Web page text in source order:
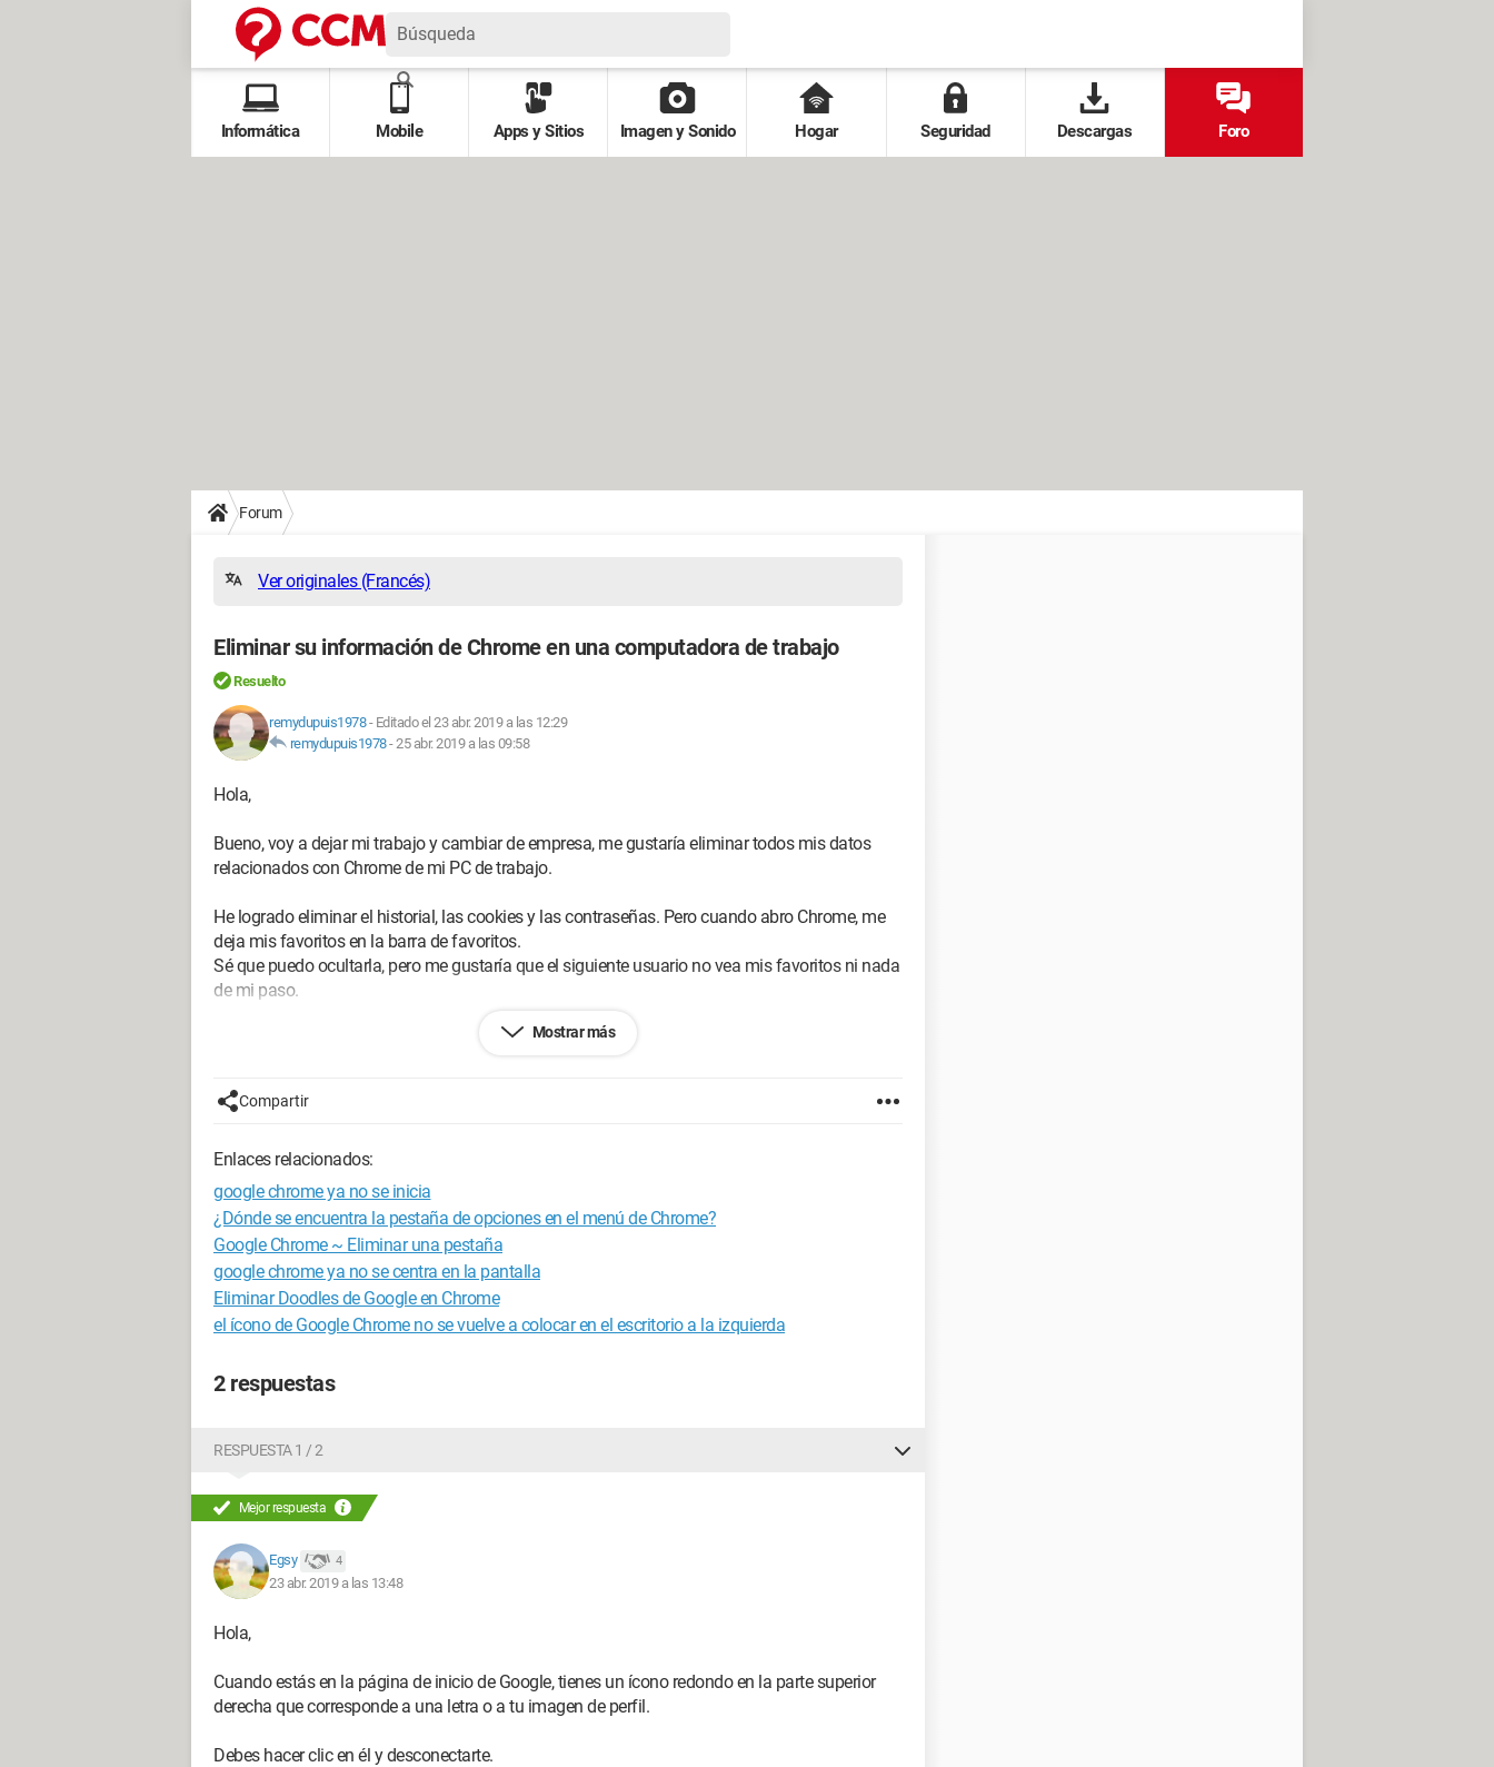
Informática Mobile Apps y Sitios Imagen y Sonido Hogar Seguridad Descargas Foro
Forum
Ver originales (Francés)
Eliminar su información de Chrome en una computadora de trabajo
Resuelto
remydupuis1978- Editado el 23 abr. 2019 a las 12:29
remydupuis1978-25 abr. 2019 a las 09:58
Hola,
Bueno, voy a dejar mi trabajo y cambiar de empresa, me gustaría eliminar todos mis datos
relacionados con Chrome de mi PC de trabajo.
He logrado eliminar el historial, las cookies y las contraseñas. Pero cuando abro Chrome, me
deja mis favoritos en la barra de favoritos.
Sé que puedo ocultarla, pero me gustaría que el siguiente usuario no vea mis favoritos ni nada
de mi paso.
Además, incluso habiendo eliminado y limpiado todo, sigo pudiendo acceder en unos pocos
La desinstalación de Chrome no ha hecho nada.
¿Cómo puedo eliminar el rastro de mi cuenta de Google en esta computadora sin perder mi
cuenta?
Mostrar más
Compartir
Enlaces relacionados:
google chrome ya no se inicia
¿Dónde se encuentra la pestaña de opciones en el menú de Chrome?
Google Chrome ~ Eliminar una pestaña
google chrome ya no se centra en la pantalla
Eliminar Doodles de Google en Chrome
el ícono de Google Chrome no se vuelve a colocar en el escritorio a la izquierda
2 respuestas
RESPUESTA 1 / 2
Mejor respuesta
Egsy 4
23 abr. 2019 a las 13:48
Hola,
Cuando estás en la página de inicio de Google, tienes un ícono redondo en la parte superior
derecha que corresponde a una letra o a tu imagen de perfil.
Debes hacer clic en él y desconectarte.